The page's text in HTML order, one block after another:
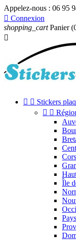
Appelez-nous : 06 95
 Connexion
shopping_cart Panier

  Stickers
 
Île